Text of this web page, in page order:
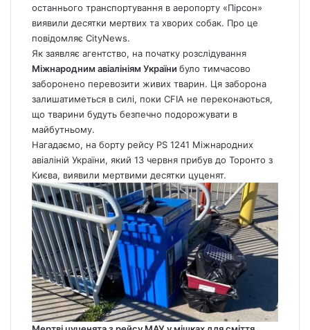
останнього транспортування в аеропорту «Пірсон»
виявили десятки мертвих та хворих собак. Про це
повідомляє CityNews.
Як заявляє агентство, на початку розслідування
Міжнародним авіалініям України було тимчасово
заборонено перевозити живих тварин. Ця заборона
залишатиметься в силі, поки CFIA не переконаються,
що тварини будуть безпечно подорожувати в
майбутньому.
Нагадаємо, на борту рейсу PS 1241 Міжнародних
авіаліній України, який 13 червня прибув до Торонто з
Києва, виявили мертвими десятки цуценят.